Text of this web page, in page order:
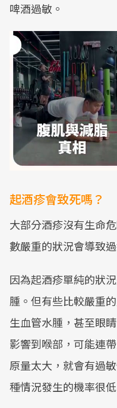
啤酒過敏。
起酒疹會致死嗎？
大部分酒疹沒有生命
數嚴重的狀況會導致
因為起酒疹單純的狀
腫。但有些比較嚴重
生血管水腫，甚至眼
影響到喉部，可能連
原量太大，就會有過
種情況發生的機率很低